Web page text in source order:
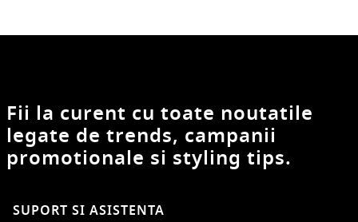
Fii la curent cu toate noutatile
legate de trends, campanii
promotionale si styling tips.
SUPORT SI ASISTENTA